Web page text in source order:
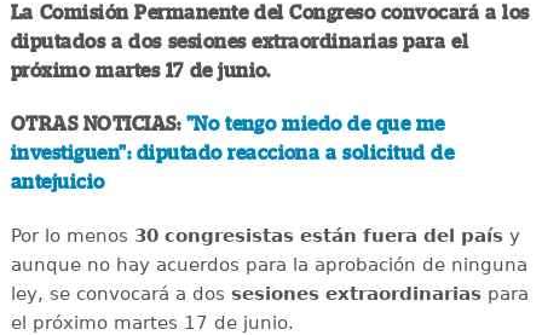
La Comisión Permanente del Congreso convocará a los
diputados a dos sesiones extraordinarias para el
próximo martes 17 de junio.
OTRAS NOTICIAS: "No tengo miedo de que me
investiguen": diputado reacciona a solicitud de
antejuicio
Por lo menos 30 congresistas están fuera del paísy
aunque no hay acuerdos para la aprobación de ninguna
ley, se convocará a dos sesiones extraordinariaspara
el próximo martes 17 de junio.